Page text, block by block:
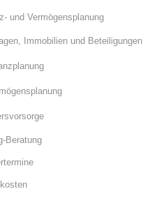
und Vermögensplanung
Immobilien und Beteiligungen
Beratung